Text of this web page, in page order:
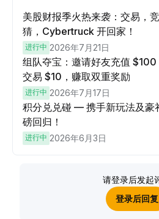
美股财报季火热来袭：交易，竞
猜，Cybertruck 开回家！
进行中 2026年7月21日
组队夺宝：邀请好友充值 $100
交易 $10，赚取双重奖励
进行中 2026年7月17日
积分兑兑碰 — 携手新玩法及豪
磅回归！
进行中 2026年6月3日
请登录后发起
登录后回复